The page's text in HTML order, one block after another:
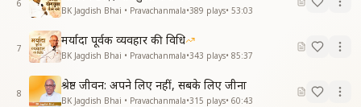
6
BK Jagdish Bhai • Pravachanmala•389 plays• 53:03
7
मर्यादा पूर्वक व्यवहार की विधि
BK Jagdish Bhai • Pravachanmala•343 plays• 85:37
8
श्रेष्ठ जीवन: अपने लिए नहीं, सबके लिए जीना
BK Jagdish Bhai • Pravachanmala•315 plays• 60:43